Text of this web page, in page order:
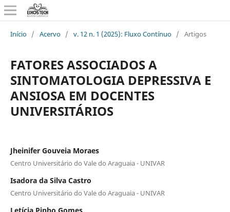
Início / Acervo / v. 12 n. 1 (2025): Fluxo Contínuo / Artigos
FATORES ASSOCIADOS A
SINTOMATOLOGIA DEPRESSIVA E
ANSIOSA EM DOCENTES
UNIVERSITÁRIOS
Jheinifer Gouveia Moraes
Centro Universitário do Vale do Araguaia - UNIVAR
Isadora da Silva Castro
Centro Universitário do Vale do Araguaia - UNIVAR